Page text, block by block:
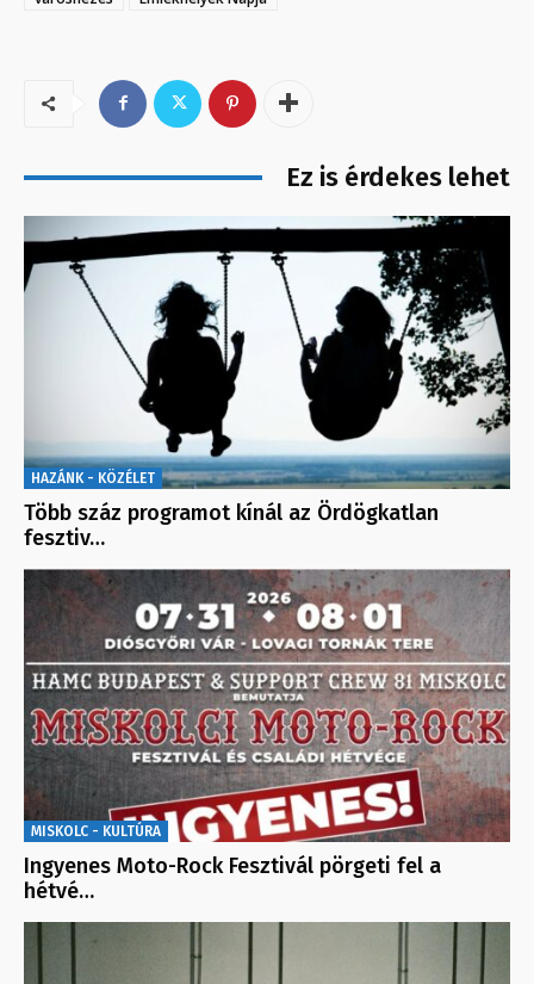
Ez is érdekes lehet
HAZÁNK - KÖZÉLET
Több száz programot kínál az Ördögkatlan
fesztiv…
MISKOLC - KULTÚRA
Ingyenes Moto-Rock Fesztivál pörgeti fel a
hétvé…